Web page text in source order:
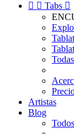
  Tabs 
Artistas
Blog